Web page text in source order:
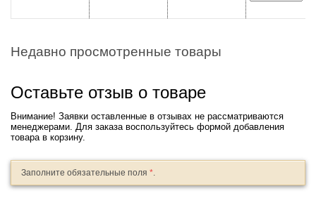
Недавно просмотренные товары
Оставьте отзыв о товаре
Внимание! Заявки оставленные в отзывах не рассматриваются
менеджерами. Для заказа воспользуйтесь формой добавления
товара в корзину.
Заполните обязательные поля *